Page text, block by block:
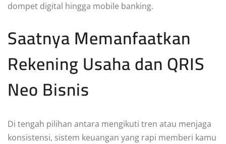
dompet digital hingga mobile banking.
Saatnya Memanfaatkan
Rekening Usaha dan QRIS
Neo Bisnis
Di tengah pilihan antara mengikuti tren atau menjaga
konsistensi, sistem keuangan yang rapi memberi kamu